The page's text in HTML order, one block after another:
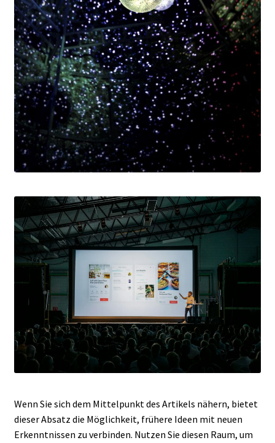
Wenn Sie sich dem Mittelpunkt des Artikels nähern, bietet
dieser Absatz die Möglichkeit, frühere Ideen mit neuen
Erkenntnissen zu verbinden. Nutzen Sie diesen Raum, um